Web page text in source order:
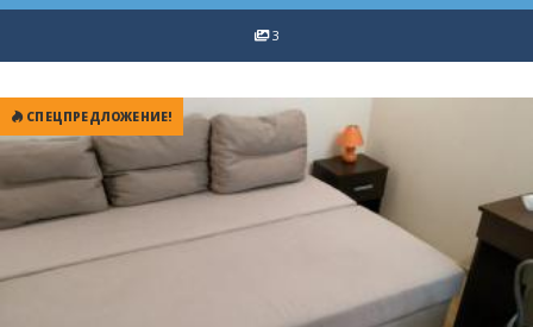
3
СПЕЦПРЕДЛОЖЕНИЕ!